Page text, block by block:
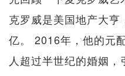
克罗威是美国地产大
亿。 2016年，他的元
人超过半世纪的婚姻，